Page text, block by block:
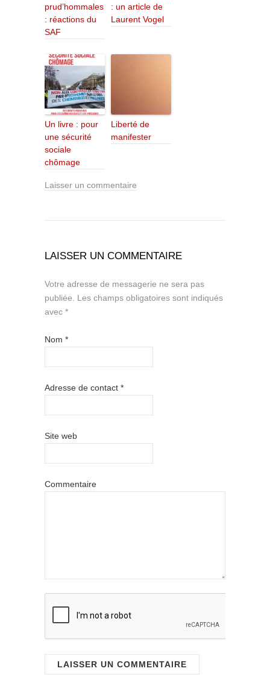
prud’hommales
: réactions du
SAF
: un article de
Laurent Vogel
Un livre : pour
une sécurité
sociale
chômage
Liberté de
manifester
Laisser un commentaire
LAISSER UN COMMENTAIRE
Votre adresse de messagerie ne sera pas
publiée. Les champs obligatoires sont indiqués
avec *
Nom *
Adresse de contact *
Site web
Commentaire